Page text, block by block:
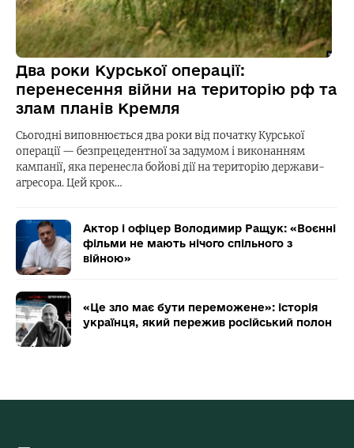
Два роки Курської операції:
перенесення війни на територію рф та
злам планів Кремля
Сьогодні виповнюється два роки від початку Курської
операції — безпрецедентної за задумом і виконанням
кампанії, яка перенесла бойові дії на територію держави-
агресора. Цей крок…
Актор і офіцер Володимир Ращук: «Воєнні
фільми не мають нічого спільного з
війною»
«Це зло має бути переможене»: історія
українця, який пережив російський полон